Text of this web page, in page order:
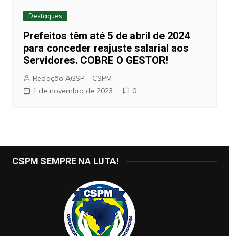
Destaques
Prefeitos têm até 5 de abril de 2024
para conceder reajuste salarial aos
Servidores. COBRE O GESTOR!
Redação AGSP - CSPM
1 de novembro de 2023
0
CSPM SEMPRE NA LUTA!